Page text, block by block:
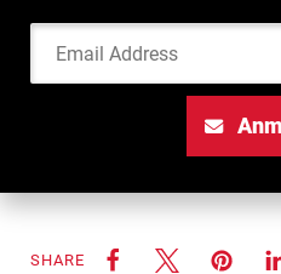
SHARE